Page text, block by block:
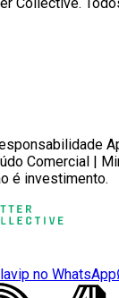
Comercial |
é investimento.
no WhatsApp